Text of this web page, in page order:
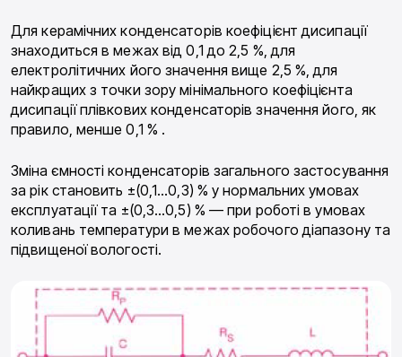
Для керамічних конденсаторів коефіцієнт дисипації
знаходиться в межах від 0,1 до 2,5 %, для
електролітичних його значення вище 2,5 %, для
найкращих з точки зору мінімального коефіцієнта
дисипації плівкових конденсаторів значення його, як
правило, менше 0,1 % .
Зміна ємності конденсаторів загального застосування
за рік становить ±(0,1…0,3) % у нормальних умовах
експлуатації та ±(0,3…0,5) % — при роботі в умовах
коливань температури в межах робочого діапазону та
підвищеної вологості.